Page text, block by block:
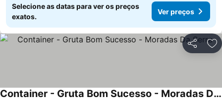
Selecione as datas para ver os preços
exatos.
Ver preços
Partilhar
Container - Gruta Bom Sucesso - Moradas Da Serra